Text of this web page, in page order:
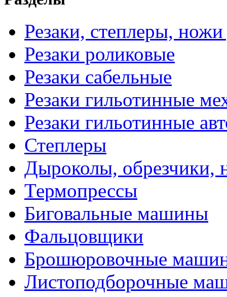
Резаки, степлеры, ножи
Резаки роликовые
Резаки сабельные
Резаки гильотинные
Резаки гильотинные
Степлеры
Дыроколы, обрезчики,
Термопрессы
Биговальные машины
Фальцовщики
Брошюровочные
Листоподборочные